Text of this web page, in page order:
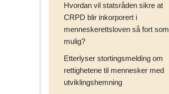
Hvordan vil statsråden sikre at
CRPD blir inkorporert i
menneskerettsloven så fort som
mulig?
Etterlyser stortingsmelding om
rettighetene til mennesker med
utviklingshemning